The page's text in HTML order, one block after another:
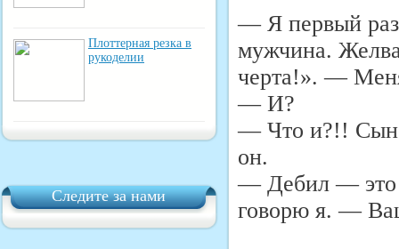
Плоттерная резка в
рукоделии
Следите за нами
— Я первый раз
мужчина.
черта!». —
— И?
— Что и?!! Сын
он.
— Дебил — это
говорю я. —